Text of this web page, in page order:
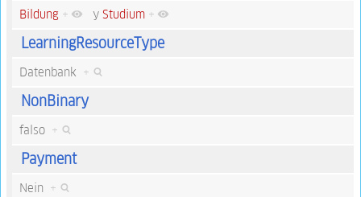
Bildung + y Studium +
LearningResourceType
Datenbank +
NonBinary
falso +
Payment
Nein +